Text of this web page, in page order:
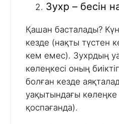
Зухр – бесін
Қашан басталады?
кезде (нақты түстен
кем емес). Зухрдың
көлеңкесі оның
болған кезде
уақытындағы
қоспағанда).